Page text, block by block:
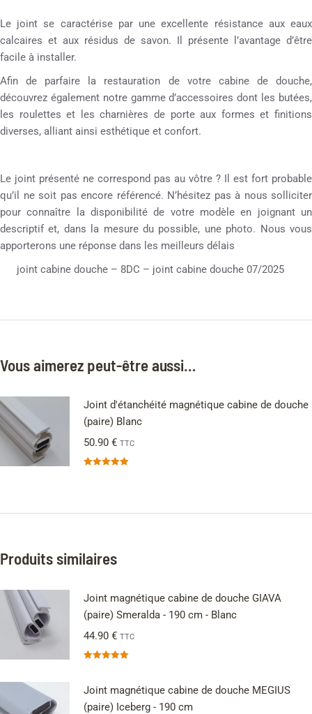
Le joint se caractérise par une excellente résistance aux eaux
calcaires et aux résidus de savon. Il présente l’avantage d’être
facile à installer.
Afin de parfaire la restauration de votre cabine de douche,
découvrez également notre gamme d’accessoires dont les butées,
les roulettes et les charnières de porte aux formes et finitions
diverses, alliant ainsi esthétique et confort.
Le joint présenté ne correspond pas au vôtre ? Il est fort probable
qu’il ne soit pas encore référencé. N’hésitez pas à nous solliciter
pour connaître la disponibilité de votre modèle en joignant un
descriptif et, dans la mesure du possible, une photo. Nous vous
apporterons une réponse dans les meilleurs délais
joint cabine douche – 8DC – joint cabine douche 07/2025
Vous aimerez peut-être aussi…
Joint d'étanchéité magnétique cabine de douche
(paire) Blanc
50.90 € TTC
Produits similaires
Joint magnétique cabine de douche GIAVA
(paire) Smeralda - 190 cm - Blanc
44.90 € TTC
Joint magnétique cabine de douche MEGIUS
(paire) Iceberg - 190 cm